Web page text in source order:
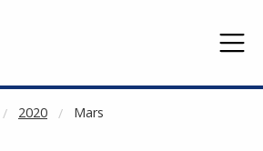
2020 Mars